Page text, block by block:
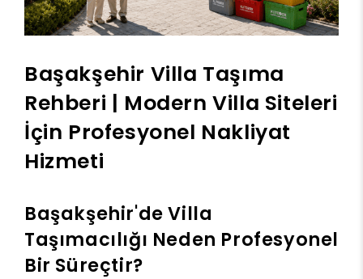
Başakşehir Villa Taşıma
Rehberi | Modern Villa Siteleri
İçin Profesyonel Nakliyat
Hizmeti
Başakşehir'de Villa
Taşımacılığı Neden Profesyonel
Bir Süreçtir?